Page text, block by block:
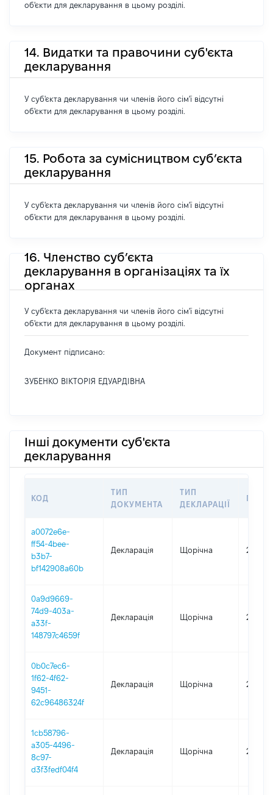
об'єкти для декларування в цьому розділі.
14. Видатки та правочини суб'єкта
декларування
У суб'єкта декларування чи членів його сім'ї відсутні
об'єкти для декларування в цьому розділі.
15. Робота за сумісництвом суб’єкта
декларування
У суб'єкта декларування чи членів його сім'ї відсутні
об'єкти для декларування в цьому розділі.
16. Членство суб’єкта
декларування в організаціях та їх
органах
У суб'єкта декларування чи членів його сім'ї відсутні
об'єкти для декларування в цьому розділі.
Документ підписано:
ЗУБЕНКО ВІКТОРІЯ ЕДУАРДІВНА
Інші документи суб'єкта
декларування
КОД
ТИП
ДОКУМЕНТА
ТИП
ДЕКЛАРАЦІЇ
a0072e6e-
ff54-4bee-
b3b7-
bf142908a60b
Декларація Щорічна 2025
0a9d9669-
74d9-403a-
a33f-
148797c4659f
Декларація Щорічна 2024
0b0c7ec6-
1f62-4f62-
9451-
62c96486324f
Декларація Щорічна 2023
1cb58796-
a305-4496-
8c97-
d3f3fedf04f4
Декларація Щорічна 2022